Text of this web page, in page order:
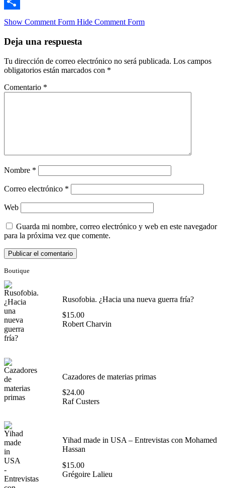
Compartir
Show Comment Form Hide Comment Form
Deja una respuesta
Tu dirección de correo electrónico no será publicada. Los campos
obligatorios están marcados con *
Comentario *
Nombre *
Correo electrónico *
Web
Guarda mi nombre, correo electrónico y web en este navegador
para la próxima vez que comente.
Boutique
Rusofobia. ¿Hacia una nueva guerra fría?
$15.00
Robert Charvin
Cazadores de materias primas
$24.00
Raf Custers
Yihad made in USA – Entrevistas con Mohamed
Hassan
$15.00
Grégoire Lalieu